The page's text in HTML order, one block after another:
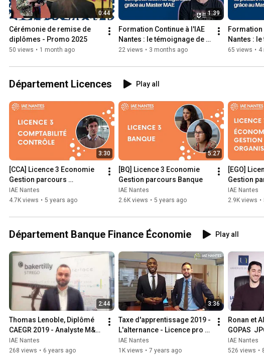
Chaîne
Mise à
0:44
Cérémonie de remise de
diplômes - Promo 2025
50 views • 1 month ago
1:39
Formation Continue à l'IAE
Nantes : le témoignage de
Renaud VIRY
22 views • 3 months ago
Formation
Nantes :
Véronique
65 views • 4
Département Licences Play all
3:30
[CCA] Licence 3 Economie
Gestion parcours
Comptabilité Contrôle
IAE Nantes
4.7K views • 5 years ago
5:27
[BQ] Licence 3 Economie
Gestion parcours Banque
IAE Nantes
2.6K views • 5 years ago
[EGO]
Gestion
et gestion
IAE Nantes
2.9K views •
Département Banque Finance Économie Play all
2:44
Thomas Lenoble, Diplômé
CAEGR 2019 - Analyste M&A
chez Interface
Transmission
IAE Nantes
268 views • 6 years ago
3:36
Taxe d'apprentissage 2019 -
L'alternance - Licence pro
Banque IAE Nantes
IAE Nantes
1K views • 7 years ago
Ronan et
GOPAS
2018
IAE Nantes
526 views •